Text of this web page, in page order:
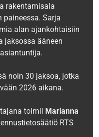
rakentamisala
paineessa. Sarja
alan ajankohtaisiin
jaksossa ääneen
noin 30 jaksoa, jotka
2026 aikana.
toimii Marianna
RTS